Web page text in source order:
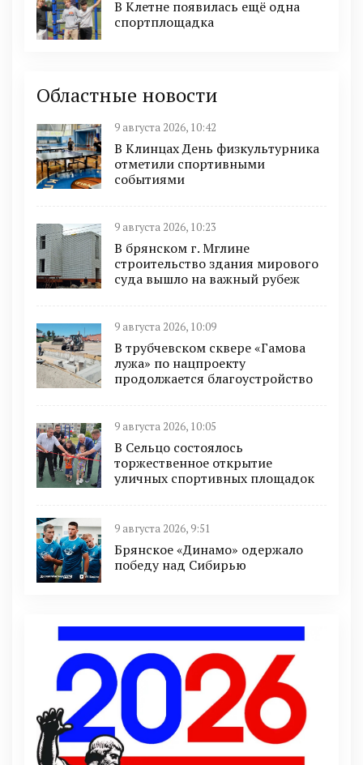
В Клетне появилась ещё одна
спортплощадка
Областные новости
9 августа 2026, 10:42
В Клинцах День физкультурника
отметили спортивными
событиями
9 августа 2026, 10:23
В брянском г. Мглине
строительство здания мирового
суда вышло на важный рубеж
9 августа 2026, 10:09
В трубчевском сквере «Гамова
лужа» по нацпроекту
продолжается благоустройство
9 августа 2026, 10:05
В Сельцо состоялось
торжественное открытие
уличных спортивных площадок
9 августа 2026, 9:51
Брянское «Динамо» одержало
победу над Сибирью